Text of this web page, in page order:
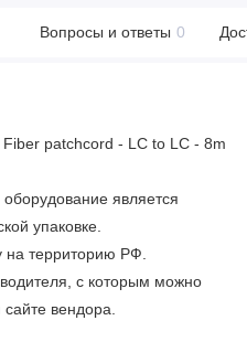
Вопросы и ответы 0
patchcord - LC to LC - 8m
является
упаковке.
на территорию РФ.
с которым можно
вендора.